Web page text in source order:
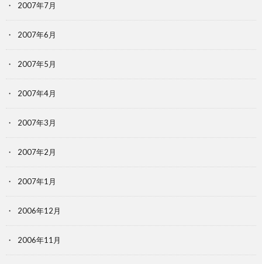
2007年7月
2007年6月
2007年5月
2007年4月
2007年3月
2007年2月
2007年1月
2006年12月
2006年11月